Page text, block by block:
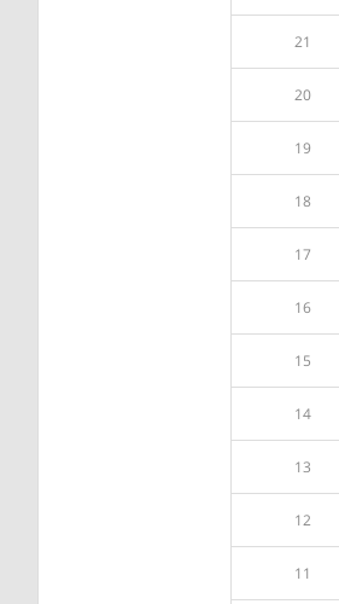
21
20
19
18
17
16
15
14
13
12
11